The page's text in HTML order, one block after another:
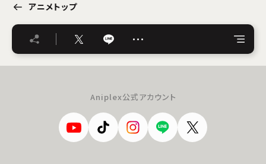
アニメトップ
…
Aniplex公式アカウント